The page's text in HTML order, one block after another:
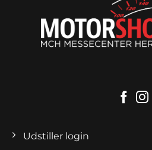
Udstiller login